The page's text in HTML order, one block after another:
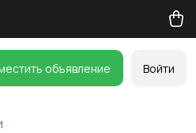
объявление Войти